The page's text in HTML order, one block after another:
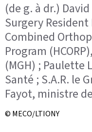
(de g. à dr.)
Surgery
Combined
Program
(MGH) ; Paulette
Santé ; S.A.R. le
Fayot, ministre
© MECO/LTIONY